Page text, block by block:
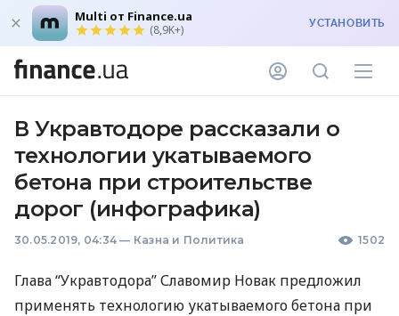
Multi от Finance.ua
(8,9K+) УСТАНОВИТЬ
В Укравтодоре рассказали о
технологии укатываемого
бетона при строительстве
дорог (инфографика)
30.05.2019, 04:34 — Казна и Политика 1502
Глава “Укравтодора” Славомир Новак предложил
применять технологию укатываемого бетона при